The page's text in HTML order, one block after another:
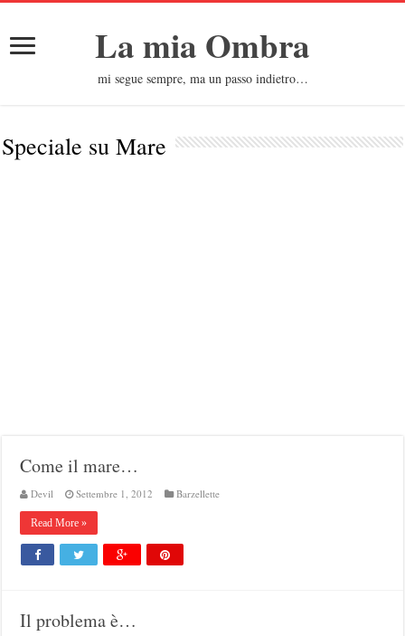
La mia Ombra
mi segue sempre, ma un passo indietro…
Speciale suMare
Come il mare…
Devil Settembre 1, 2012 Barzellette
Read More »
Il problema è…